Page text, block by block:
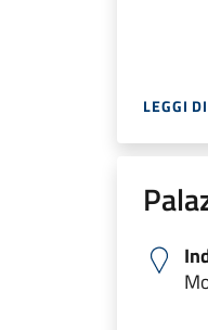
LEGGI